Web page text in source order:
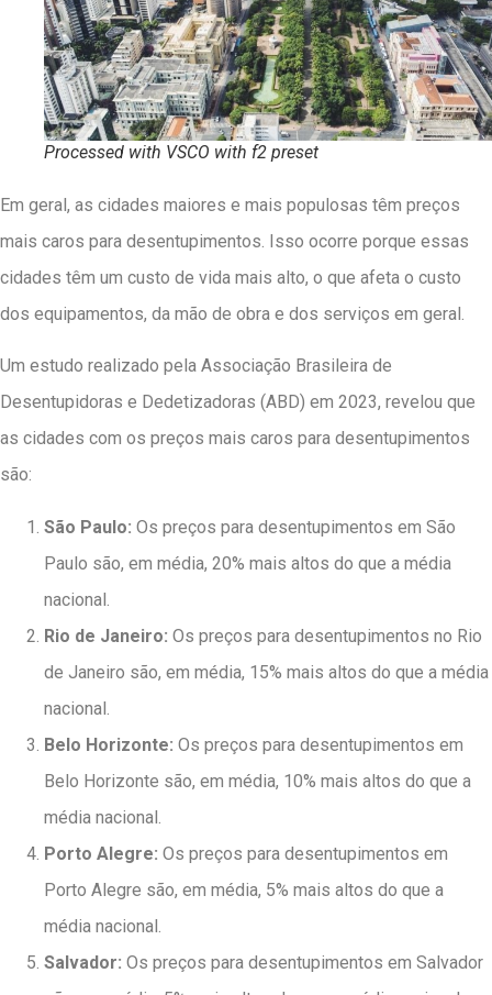
Processed with VSCO with f2 preset
Em geral, as cidades maiores e mais populosas têm preços
mais caros para desentupimentos. Isso ocorre porque essas
cidades têm um custo de vida mais alto, o que afeta o custo
dos equipamentos, da mão de obra e dos serviços em geral.
Um estudo realizado pela Associação Brasileira de
Desentupidoras e Dedetizadoras (ABD) em 2023, revelou que
as cidades com os preços mais caros para desentupimentos
são:
São Paulo: Os preços para desentupimentos em São
Paulo são, em média, 20% mais altos do que a média
nacional.
Rio de Janeiro: Os preços para desentupimentos no Rio
de Janeiro são, em média, 15% mais altos do que a média
nacional.
Belo Horizonte: Os preços para desentupimentos em
Belo Horizonte são, em média, 10% mais altos do que a
média nacional.
Porto Alegre: Os preços para desentupimentos em
Porto Alegre são, em média, 5% mais altos do que a
média nacional.
Salvador: Os preços para desentupimentos em Salvador